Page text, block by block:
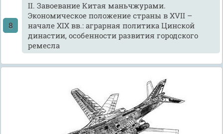
II. Завоевание Китая маньчжурами.
Экономическое положение страны в XVII –
начале XIX вв.: аграрная политика Цинской
династии, особенности развития городского
ремесла